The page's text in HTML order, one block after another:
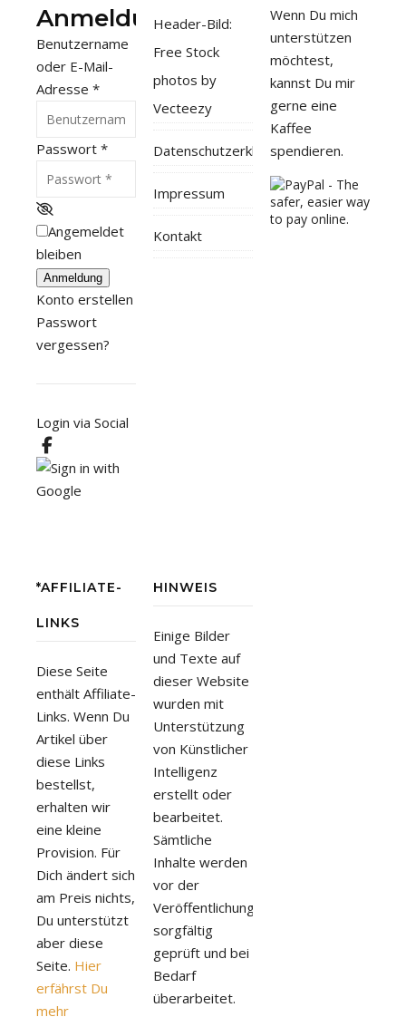
Anmeldung
Benutzername
oder E-Mail-
Adresse *
Passwort *
Angemeldet
bleiben
Anmeldung
Konto erstellen
Passwort
vergessen?
Login via Social
Header-Bild:
Free Stock
photos by
Vecteezy
Datenschutzerklärung
Impressum
Kontakt
Wenn Du mich
unterstützen
möchtest,
kannst Du mir
gerne eine
Kaffee
spendieren.
*AFFILIATE-
LINKS
Diese Seite
enthält Affiliate-
Links. Wenn Du
Artikel über
diese Links
bestellst,
erhalten wir
eine kleine
Provision. Für
Dich ändert sich
am Preis nichts,
Du unterstützt
aber diese
Seite. Hier
erfährst Du
mehr
HINWEIS
Einige Bilder
und Texte auf
dieser Website
wurden mit
Unterstützung
von Künstlicher
Intelligenz
erstellt oder
bearbeitet.
Sämtliche
Inhalte werden
vor der
Veröffentlichung
sorgfältig
geprüft und bei
Bedarf
überarbeitet.